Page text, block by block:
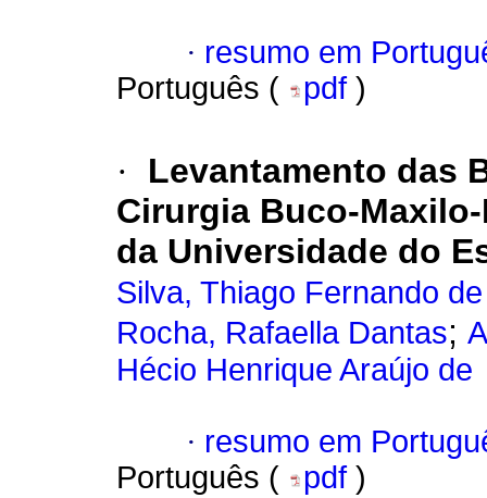
· resumo em
Português (
pdf )
·
Levantamento das
Cirurgia Buco-
da Universidade do
Silva, Thiago Fernando
Rocha, Rafaella Dantas;
Hécio Henrique Araújo de
· resumo em
Português (
pdf )